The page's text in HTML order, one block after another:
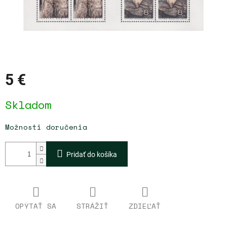
5 €
cena:
Skladom
Možnosti doručenia
Pridať do košíka
OPÝTAŤ SA STRÁŽIŤ ZDIEĽAŤ